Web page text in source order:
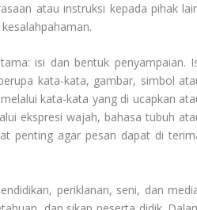
atau instruksi kepada pihak
isi dan bentuk penyampaian.
kata-kata, gambar, simbol
kata-kata yang di ucapkan
ekspresi wajah, bahasa tubuh
penting agar pesan dapat di
periklanan, seni, dan